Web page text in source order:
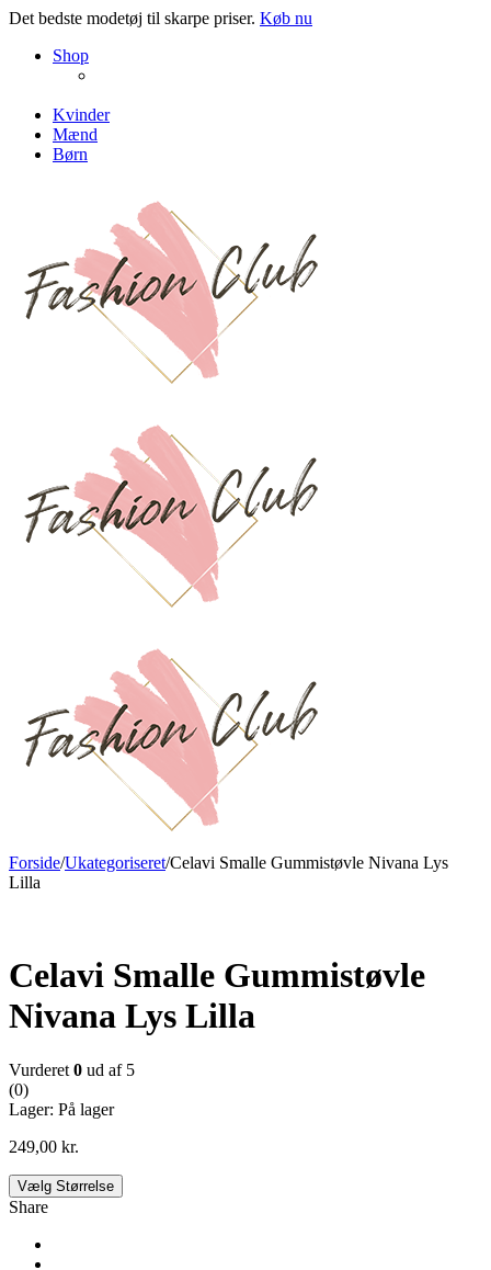
Det bedste modetøj til skarpe priser. Køb nu
Shop
Kvinder
Mænd
Børn
Forside/Ukategoriseret/Celavi Smalle Gummistøvle Nivana Lys
Lilla
Celavi Smalle Gummistøvle
Nivana Lys Lilla
Vurderet 0 ud af 5
(0)
Lager: På lager
249,00 kr.
Vælg Størrelse
Share